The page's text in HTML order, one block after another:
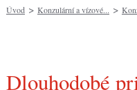
Úvod> Konzulární a vízové... >
Dlouhodobé priority